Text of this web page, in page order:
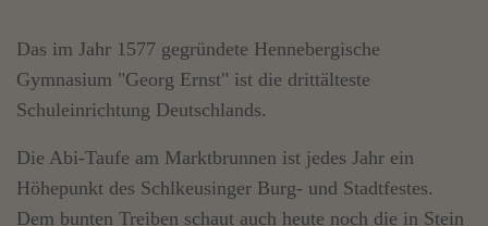
Das im Jahr 1577 gegründete Hennebergische
Gymnasium "Georg Ernst" ist die drittälteste
Schuleinrichtung Deutschlands.
Die Abi-Taufe am Marktbrunnen ist jedes Jahr ein
Höhepunkt des Schlkeusinger Burg- und Stadtfestes.
Dem bunten Treiben schaut auch heute noch die in Stein